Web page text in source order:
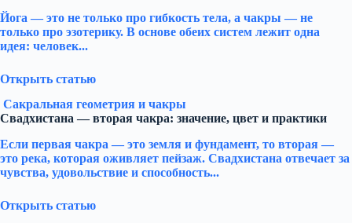
Йога — это не только про гибкость тела, а чакры — не
только про эзотерику. В основе обеих систем лежит одна
идея: человек...
Открыть статью
Сакральная геометрия и чакры
Свадхистана — вторая чакра: значение, цвет и практики
Если первая чакра — это земля и фундамент, то вторая —
это река, которая оживляет пейзаж. Свадхистана отвечает за
чувства, удовольствие и способность...
Открыть статью